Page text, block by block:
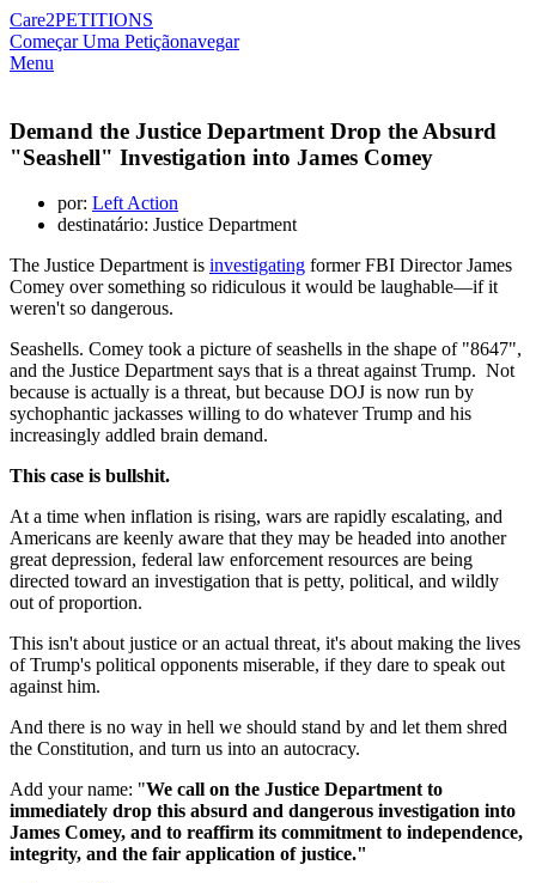
Care2PETITIONS
Começar Uma Petiçãonavegar
Menu
Demand the Justice Department Drop the Absurd
"Seashell" Investigation into James Comey
por: Left Action
destinatário: Justice Department
The Justice Department is investigating former FBI Director James
Comey over something so ridiculous it would be laughable—if it
weren't so dangerous.
Seashells. Comey took a picture of seashells in the shape of "8647",
and the Justice Department says that is a threat against Trump. Not
because is actually is a threat, but because DOJ is now run by
sychophantic jackasses willing to do whatever Trump and his
increasingly addled brain demand.
This case is bullshit.
At a time when inflation is rising, wars are rapidly escalating, and
Americans are keenly aware that they may be headed into another
great depression, federal law enforcement resources are being
directed toward an investigation that is petty, political, and wildly
out of proportion.
This isn't about justice or an actual threat, it's about making the lives
of Trump's political opponents miserable, if they dare to speak out
against him.
And there is no way in hell we should stand by and let them shred
the Constitution, and turn us into an autocracy.
Add your name: "We call on the Justice Department to
immediately drop this absurd and dangerous investigation into
James Comey, and to reaffirm its commitment to independence,
integrity, and the fair application of justice."